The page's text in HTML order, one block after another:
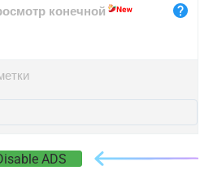
конечной
ADS